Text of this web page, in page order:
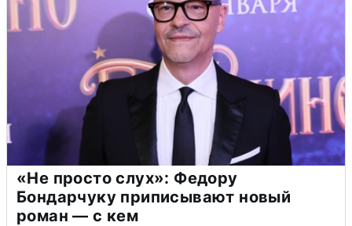
«Не просто слух»: Федору
Бондарчуку приписывают новый
роман — с кем